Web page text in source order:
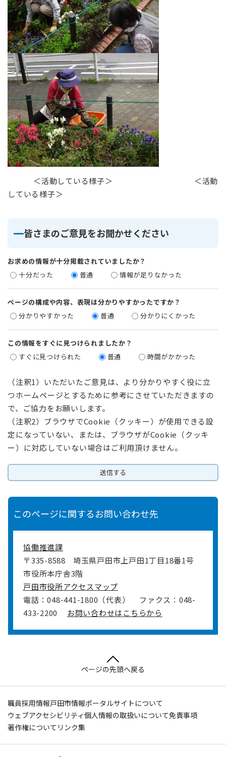
＜活動している様子＞ ＜活動
している様子＞
皆さまのご意見をお聞かせください
お求めの情報が十分掲載されていましたか？
十分だった
普通 情報が足りなかった
ページの構成や内容、表現は分かりやすかったですか？
分かりやすかった
普通 分かりにくかった
この情報をすぐに見つけられましたか？
すぐに見つけられた
普通 時間がかかった
（注釈1）いただいたご意見は、より分かりやすく役に立
つホームページとするために参考にさせていただきますの
で、ご協力をお願いします。
（注釈2）ブラウザでCookie（クッキー）が使用できる設
定になっていない、または、ブラウザがCookie（クッキ
ー）に対応していない場合はご利用頂けません。
このページに関するお問い合わせ先
協働推進課
〒335-8588
埼玉県戸田市上戸田1丁目18番1号
市役所本庁舎3階
戸田市役所アクセスマップ
電話：048-441-1800（代表）
ファクス：048-
433-2200
お問い合わせはこちらから
ページの先頭へ戻る
職員採用情報戸田市情報ポータルサイトについて
ウェブアクセシビリティ個人情報の取扱いについて免責事項
著作権について リンク集